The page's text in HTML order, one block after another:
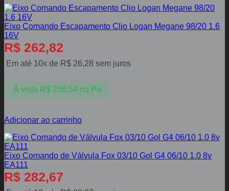
Eixo Comando Escapamento Clio Logan Megane 98/20 1.6
16V
R$ 262,82
Em até 10x de R$ 26,28 sem juros
À vista R$236,54 no Pix
Adicionar ao carrinho
Eixo Comando de Válvula Fox 03/10 Gol G4 06/10 1.0 8v
EA111
R$ 282,67